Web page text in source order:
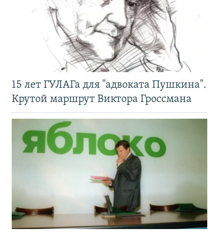
15 лет ГУЛАГа для "адвоката Пушкина".
Крутой маршрут Виктора Гроссмана